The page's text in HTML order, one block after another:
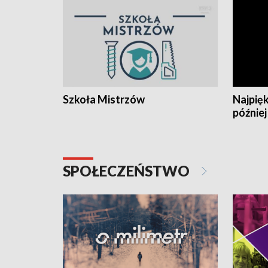
Szkoła Mistrzów
później
SPOŁECZEŃSTWO